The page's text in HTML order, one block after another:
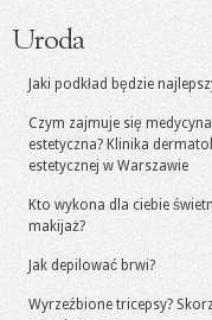
Uroda
Jaki podkład będzie
Czym zajmuje się medycyna
estetyczna? Klinika
estetycznej w Warszawie
Kto wykona dla ciebie
makijaż?
Jak depilować brwi?
Wyrzeźbione tricepsy?